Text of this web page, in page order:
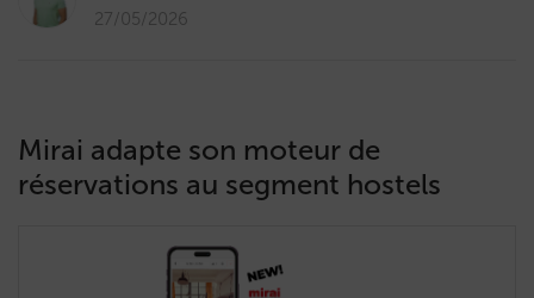
27/05/2026
Mirai adapte son moteur de
réservations au segment hostels